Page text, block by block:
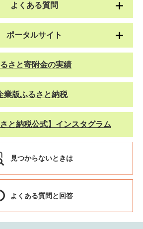
よくある質問
ポータルサイト
さと寄附金の実績
業版ふるさと納税
さと納税公式】インスタグラム
見つからないときは
よくある質問と回答